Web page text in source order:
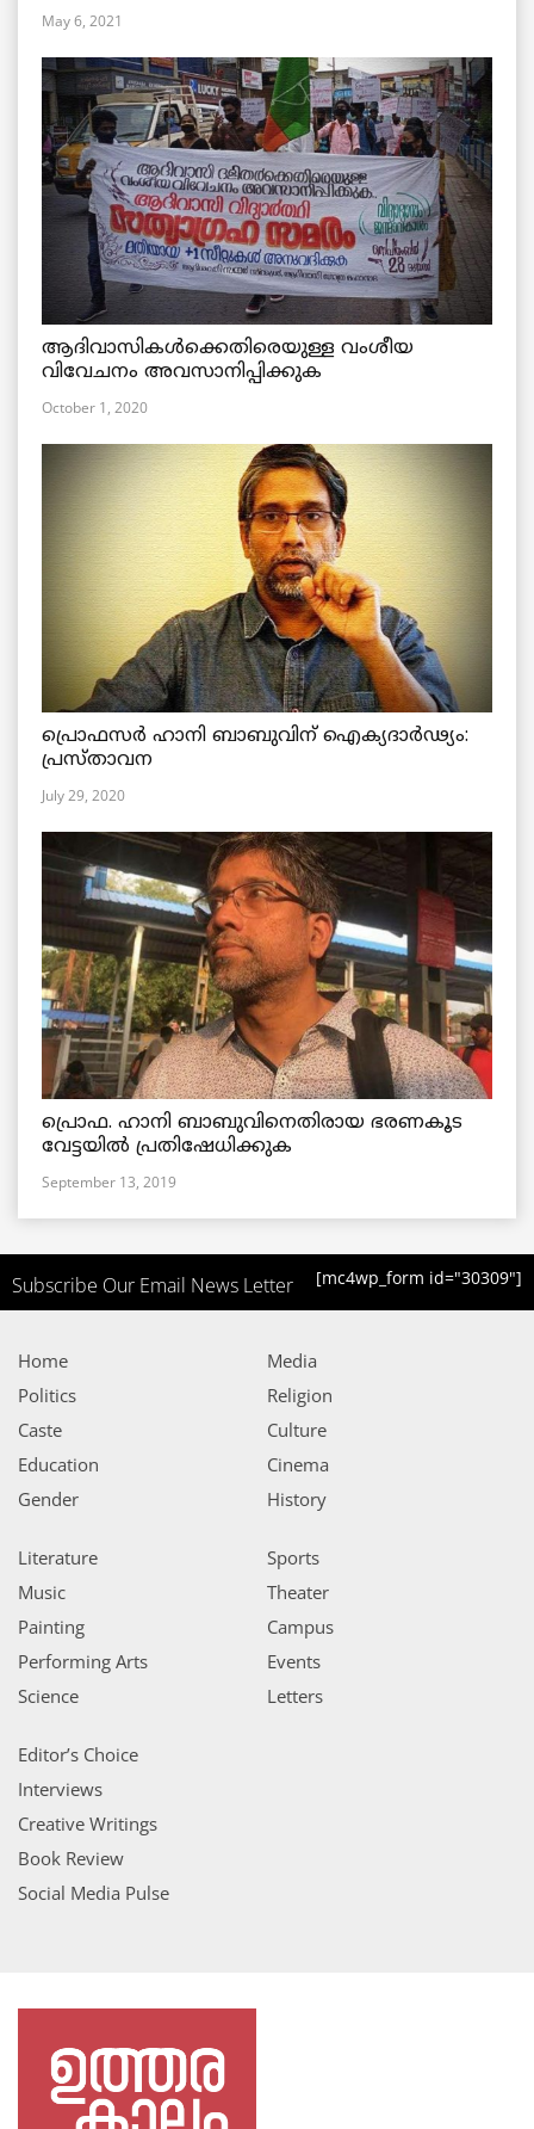
May 6, 2021
ആദിവാസികള്‍ക്കെതിരെയുള്ള വംശീയ
വിവേചനം അവസാനിപ്പിക്കുക
October 1, 2020
പ്രൊഫസർ ഹാനി ബാബുവിന് ഐക്യദാർഢ്യം:
പ്രസ്താവന
July 29, 2020
പ്രൊഫ. ഹാനി ബാബുവിനെതിരായ ഭരണകൂട
വേട്ടയില്‍ പ്രതിഷേധിക്കുക
September 13, 2019
Subscribe Our Email News Letter [mc4wp_form id="30309"]
Home
Politics
Caste
Education
Gender
Media
Religion
Culture
Cinema
History
Literature
Music
Painting
Performing Arts
Science
Sports
Theater
Campus
Events
Letters
Editor’s Choice
Interviews
Creative Writings
Book Review
Social Media Pulse